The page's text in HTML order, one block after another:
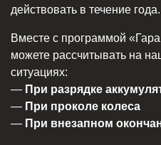
действовать в течение года.
Вместе с программой
можете рассчитывать на
ситуациях:
— При разрядке
— При проколе колеса
— При внезапном